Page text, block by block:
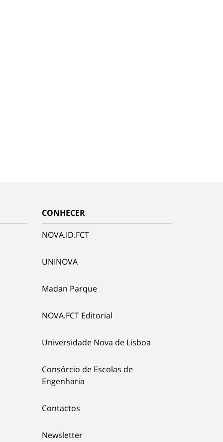
CONHECER
NOVA.ID.FCT
UNINOVA
Madan Parque
NOVA.FCT Editorial
Universidade Nova de Lisboa
Consórcio de Escolas de
Engenharia
Contactos
Newsletter